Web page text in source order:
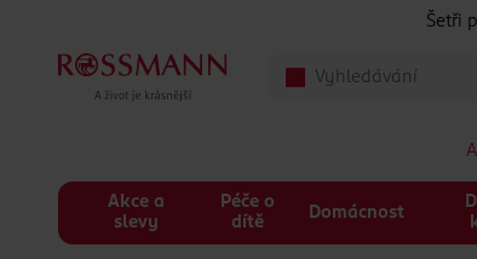
Šetři
Akce a
slevy
Péče o
dítě
Domácnost